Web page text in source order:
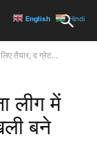
तैयार, द ग्रेट...
लीग में
बने
English Hindi